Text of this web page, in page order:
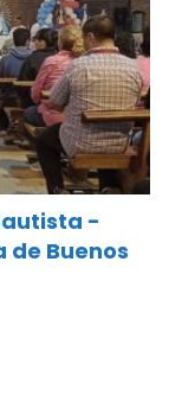
-
de Buenos